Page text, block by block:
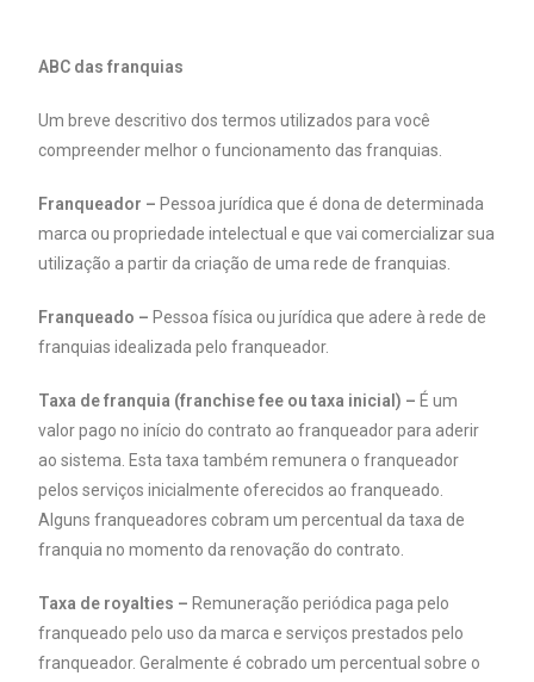
ABC das franquias
Um breve descritivo dos termos utilizados para você
compreender melhor o funcionamento das franquias.
Franqueador – Pessoa jurídica que é dona de determinada
marca ou propriedade intelectual e que vai comercializar sua
utilização a partir da criação de uma rede de franquias.
Franqueado – Pessoa física ou jurídica que adere à rede de
franquias idealizada pelo franqueador.
Taxa de franquia (franchise fee ou taxa inicial) – É um
valor pago no início do contrato ao franqueador para aderir
ao sistema. Esta taxa também remunera o franqueador
pelos serviços inicialmente oferecidos ao franqueado.
Alguns franqueadores cobram um percentual da taxa de
franquia no momento da renovação do contrato.
Taxa de royalties – Remuneração periódica paga pelo
franqueado pelo uso da marca e serviços prestados pelo
franqueador. Geralmente é cobrado um percentual sobre o